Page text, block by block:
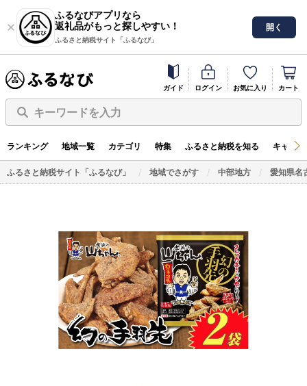
ふるなびアプリなら
返礼品がもっと探しやすい！
ふるさと納税サイト「ふるなび」
開く
ガイド ログイン お気に入り カート
キーワードを入力
ランキング 地域一覧 カテゴリ 特集 ふるさと納税を知る キャン
ふるさと納税サイト「ふるなび」 地域でさがす 中部地方 愛知県名